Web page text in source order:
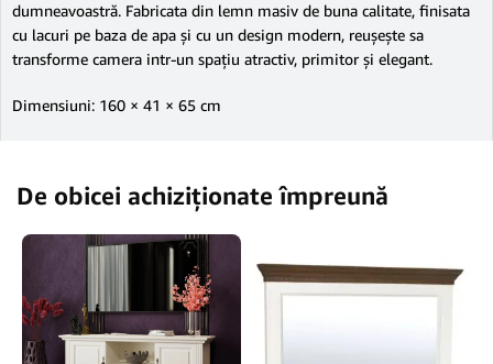
dumneavoastră. Fabricata din lemn masiv de buna calitate, finisata
cu lacuri pe baza de apa și cu un design modern, reușește sa
transforme camera intr-un spațiu atractiv, primitor și elegant.
Dimensiuni: 160 × 41 × 65 cm
De obicei achiziționate împreună